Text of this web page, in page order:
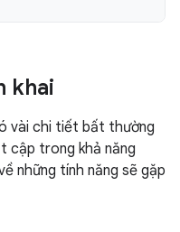
khai
vài chi tiết bất thường
cập trong khả năng
những tính năng sẽ gặp